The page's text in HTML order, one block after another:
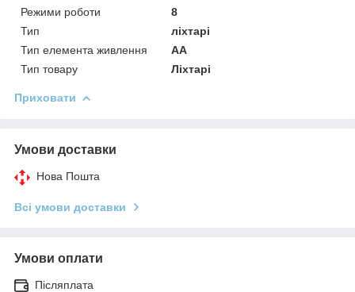
Режими роботи
8
Тип
ліхтарі
Тип елемента живлення
AA
Тип товару
Ліхтарі
Приховати
Умови доставки
Нова Пошта
Всі умови доставки
Умови оплати
Післяплата